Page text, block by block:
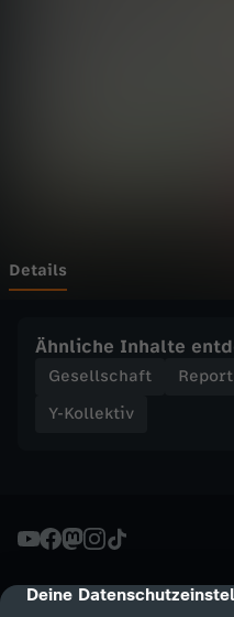
cmp-dialog-
Deine
S
l
t
v
Details
Ähnliche Inhalte
Gesellschaft
Y-Kollektiv